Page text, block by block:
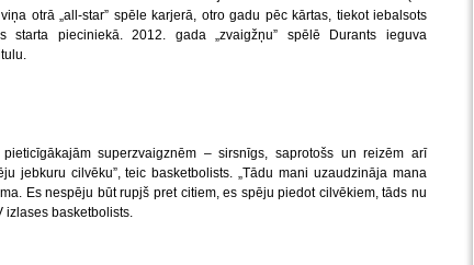
otrā „all-star” spēle karjerā, otro gadu pēc kārtas, tiekot iebalsots
starta pieciniekā. 2012. gada „zvaigžņu” spēlē Durants ieguva
superzvaigznēm – sirsnīgs, saprotošs un reizēm arī
jebkuru cilvēku”, teic basketbolists. „Tādu mani uzaudzināja mana
Es nespēju būt rupjš pret citiem, es spēju piedot cilvēkiem, tāds nu
izlases basketbolists.